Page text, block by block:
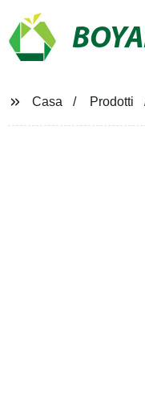
Casa Prodotti